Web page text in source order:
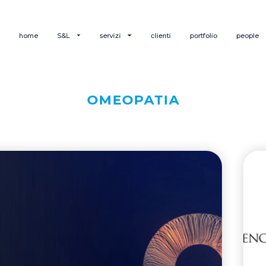
home S&L servizi clienti portfolio people
OMEOPATIA